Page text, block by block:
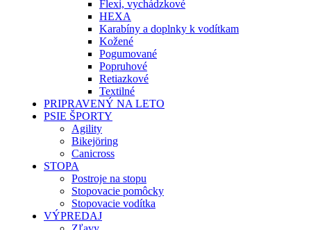
Flexi, vychádzkové
HEXA
Karabíny a doplnky k vodítkam
Kožené
Pogumované
Popruhové
Retiazkové
Textilné
PRIPRAVENÝ NA LETO
PSIE ŠPORTY
Agility
Bikejöring
Canicross
STOPA
Postroje na stopu
Stopovacie pomôcky
Stopovacie vodítka
VÝPREDAJ